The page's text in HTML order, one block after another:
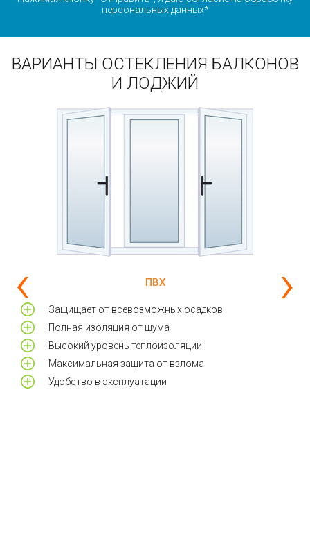
персональных данных*
ВАРИАНТЫ ОСТЕКЛЕНИЯ БАЛКОНОВ
И ЛОДЖИЙ
ПВХ
Защищает от всевозможных осадков
Полная изоляция от шума
Высокий уровень теплоизоляции
Максимальная защита от взлома
Удобство в эксплуатации
‹ ›